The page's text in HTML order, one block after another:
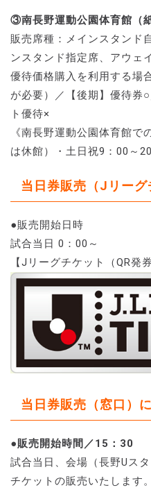
③南長野運動公園体育館（
販売席種：メインスタン
ンスタンド指定席、アウェ
優待価格購入を利用する場
が必要）／【後期】優待券
ト優待×
《南長野運動公園体育館で
は休館）・土日祝9：00～
当日券販売（Jリー
●販売開始日時
試合当日 0：00～
【Jリーグチケット（QR発券
当日券販売（窓口）
●販売開始時間／15：30
試合当日、会場（長野Uス
チケットの販売いたします。